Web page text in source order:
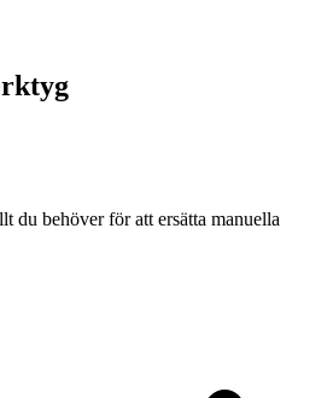
du behöver för att ersätta manuella